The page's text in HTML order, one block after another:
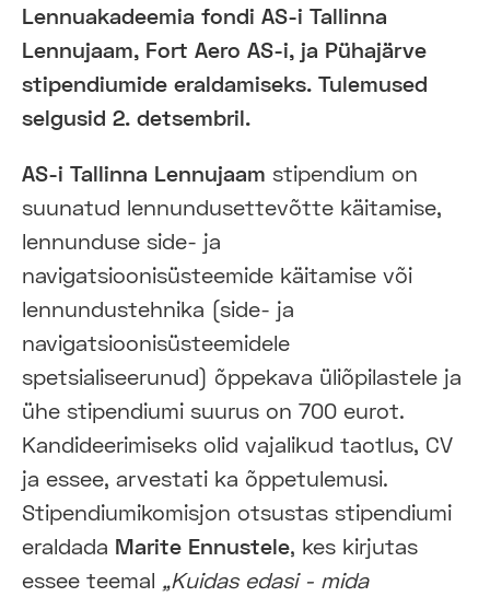
Lennuakadeemia fondi AS-i Tallinna
Lennujaam, Fort Aero AS-i, ja Pühajärve
stipendiumide eraldamiseks. Tulemused
selgusid 2. detsembril.
AS-i Tallinna Lennujaam stipendium on
suunatud lennundusettevõtte käitamise,
lennunduse side- ja
navigatsioonisüsteemide käitamise või
lennundustehnika (side- ja
navigatsioonisüsteemidele
spetsialiseerunud) õppekava üliõpilastele ja
ühe stipendiumi suurus on 700 eurot.
Kandideerimiseks olid vajalikud taotlus, CV
ja essee, arvestati ka õppetulemusi.
Stipendiumikomisjon otsustas stipendiumi
eraldada Marite Ennustele, kes kirjutas
essee teemal „Kuidas edasi - mida